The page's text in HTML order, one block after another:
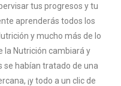
tus progresos y tu
aprenderás todos los
y mucho más de lo
la Nutrición cambiará y
se habían tratado de una
¡y todo a un clic de